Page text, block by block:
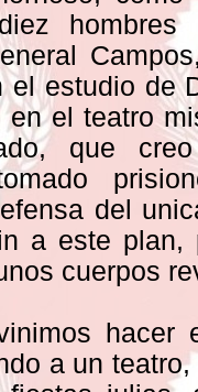
hombres
el estudio de
en el teatro
que
del
a este plan,
cuerpos
a un